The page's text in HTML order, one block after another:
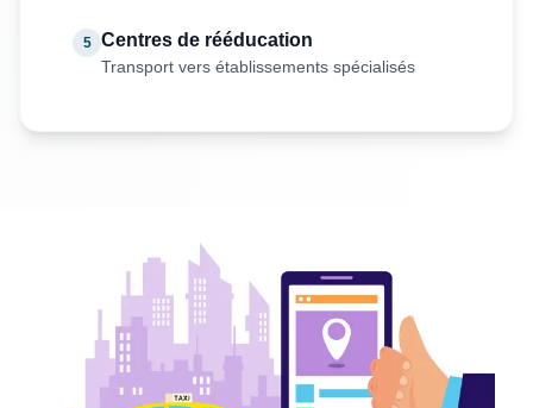
5 Centres de rééducation
Transport vers établissements spécialisés